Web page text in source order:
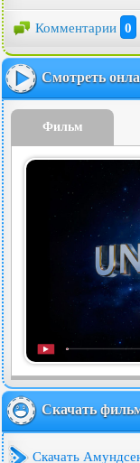
Комментарии 0
Смотреть
Фильм
Скачать
Скачать